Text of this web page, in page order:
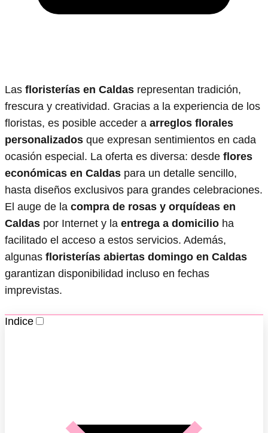
Las floristerías en Caldas representan tradición,
frescura y creatividad. Gracias a la experiencia de los
floristas, es posible acceder a arreglos florales
personalizados que expresan sentimientos en cada
ocasión especial. La oferta es diversa: desde flores
económicas en Caldas para un detalle sencillo,
hasta diseños exclusivos para grandes celebraciones.
El auge de la compra de rosas y orquídeas en
Caldas por Internet y la entrega a domicilio ha
facilitado el acceso a estos servicios. Además,
algunas floristerías abiertas domingo en Caldas
garantizan disponibilidad incluso en fechas
imprevistas.
Indice